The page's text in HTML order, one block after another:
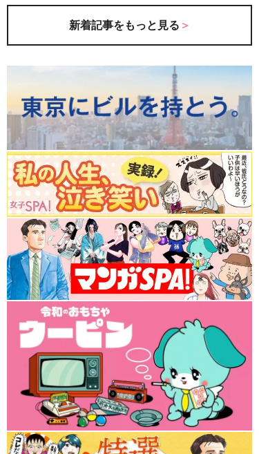
新着記事をもっと見る